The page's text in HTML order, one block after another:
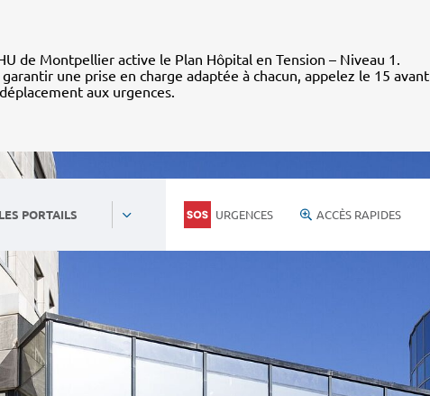
de Montpellier active le Plan Hôpital en Tension – Niveau 1.
garantir une prise en charge adaptée à chacun, appelez le 15 avant
aux urgences.
PORTAILS URGENCES ACCÈS RAPIDES